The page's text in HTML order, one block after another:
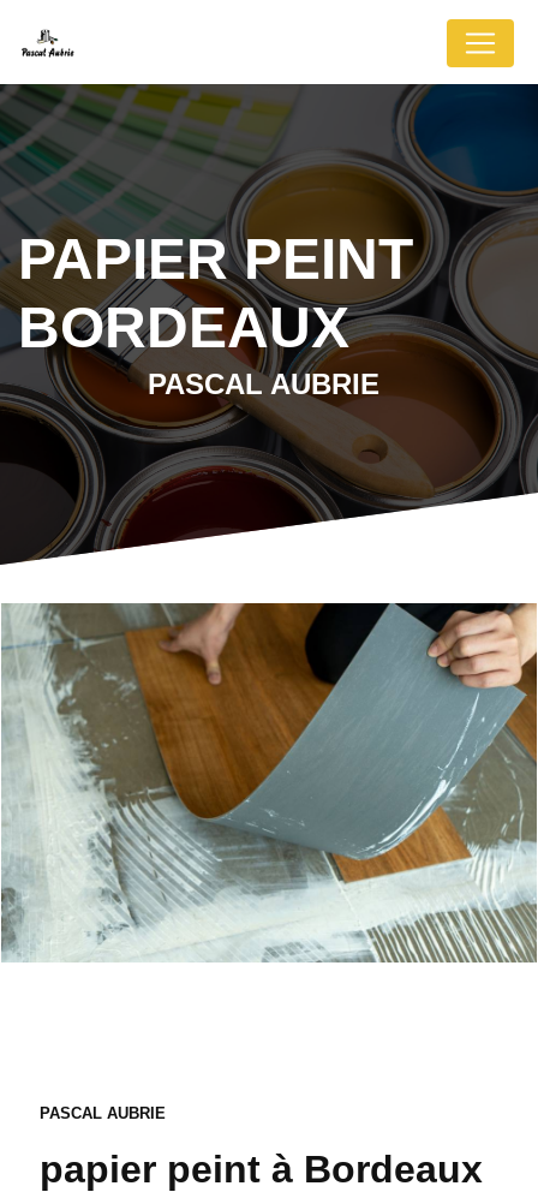
PAPIER PEINT
BORDEAUX
PASCAL AUBRIE
PASCAL AUBRIE
papier peint à Bordeaux